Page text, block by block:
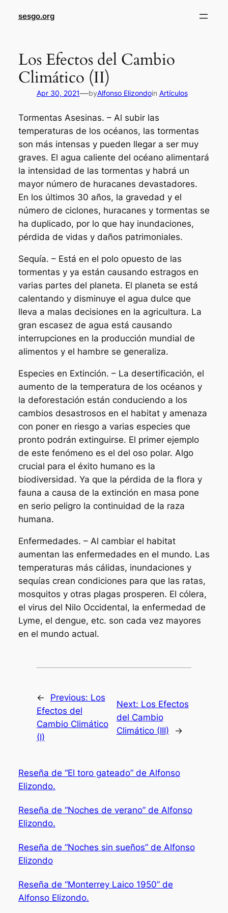
sesgo.org
Los Efectos del Cambio
Climático (II)
Apr 30, 2021—byAlfonso Elizondoin Artículos
Tormentas Asesinas. – Al subir las
temperaturas de los océanos, las tormentas
son más intensas y pueden llegar a ser muy
graves. El agua caliente del océano alimentará
la intensidad de las tormentas y habrá un
mayor número de huracanes devastadores.
En los últimos 30 años, la gravedad y el
número de ciclones, huracanes y tormentas se
ha duplicado, por lo que hay inundaciones,
pérdida de vidas y daños patrimoniales.
Sequía. – Está en el polo opuesto de las
tormentas y ya están causando estragos en
varias partes del planeta. El planeta se está
calentando y disminuye el agua dulce que
lleva a malas decisiones en la agricultura. La
gran escasez de agua está causando
interrupciones en la producción mundial de
alimentos y el hambre se generaliza.
Especies en Extinción. – La desertificación, el
aumento de la temperatura de los océanos y
la deforestación están conduciendo a los
cambios desastrosos en el habitat y amenaza
con poner en riesgo a varias especies que
pronto podrán extinguirse. El primer ejemplo
de este fenómeno es el del oso polar. Algo
crucial para el éxito humano es la
biodiversidad. Ya que la pérdida de la flora y
fauna a causa de la extinción en masa pone
en serio peligro la continuidad de la raza
humana.
Enfermedades. – Al cambiar el habitat
aumentan las enfermedades en el mundo. Las
temperaturas más cálidas, inundaciones y
sequías crean condiciones para que las ratas,
mosquitos y otras plagas prosperen. El cólera,
el virus del Nilo Occidental, la enfermedad de
Lyme, el dengue, etc. son cada vez mayores
en el mundo actual.
← Previous: Los
Efectos del
Cambio Climático
(I)
Next: Los Efectos
del Cambio
Climático (III)
→
Reseña de “El toro gateado” de Alfonso
Elizondo.
Reseña de “Noches de verano” de Alfonso
Elizondo.
Reseña de “Noches sin sueños” de Alfonso
Elizondo
Reseña de “Monterrey Laico 1950” de
Alfonso Elizondo.